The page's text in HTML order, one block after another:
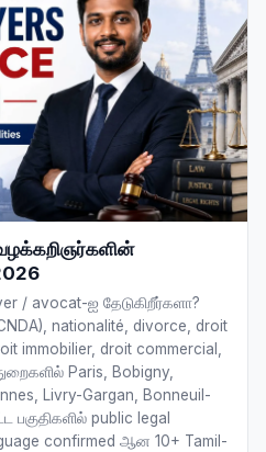
/ avocat-ஐ தேடுகிறீர்களா?
nationalité, divorce, droit
immobilier, droit commercial,
Paris, Bobigny,
Livry-Gargan, Bonneuil-
பகுதிகளில் public legal
confirmed ஆன 10+ Tamil-